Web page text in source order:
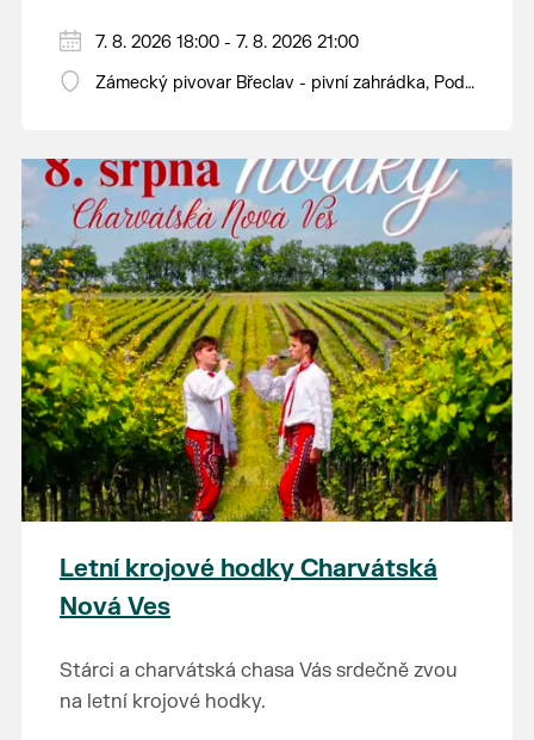
7. 8. 2026 18:00 - 7. 8. 2026 21:00
Zámecký pivovar Břeclav - pivní zahrádka, Pod
Letní krojové hodky Charvátská
Nová Ves
Stárci a charvátská chasa Vás srdečně zvou
na letní krojové hodky.